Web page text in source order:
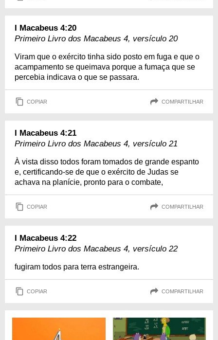
I Macabeus 4:20
Primeiro Livro dos Macabeus 4, versículo 20
Viram que o exército tinha sido posto em fuga e que o
acampamento se queimava porque a fumaça que se
percebia indicava o que se passara.
COPIAR COMPARTILHAR
I Macabeus 4:21
Primeiro Livro dos Macabeus 4, versículo 21
À vista disso todos foram tomados de grande espanto
e, certificando-se de que o exército de Judas se
achava na planície, pronto para o combate,
COPIAR COMPARTILHAR
I Macabeus 4:22
Primeiro Livro dos Macabeus 4, versículo 22
fugiram todos para terra estrangeira.
COPIAR COMPARTILHAR